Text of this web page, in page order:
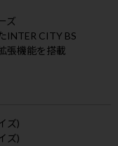
ズ
INTER CITY BS
張機能を搭載
ズ)
ズ)